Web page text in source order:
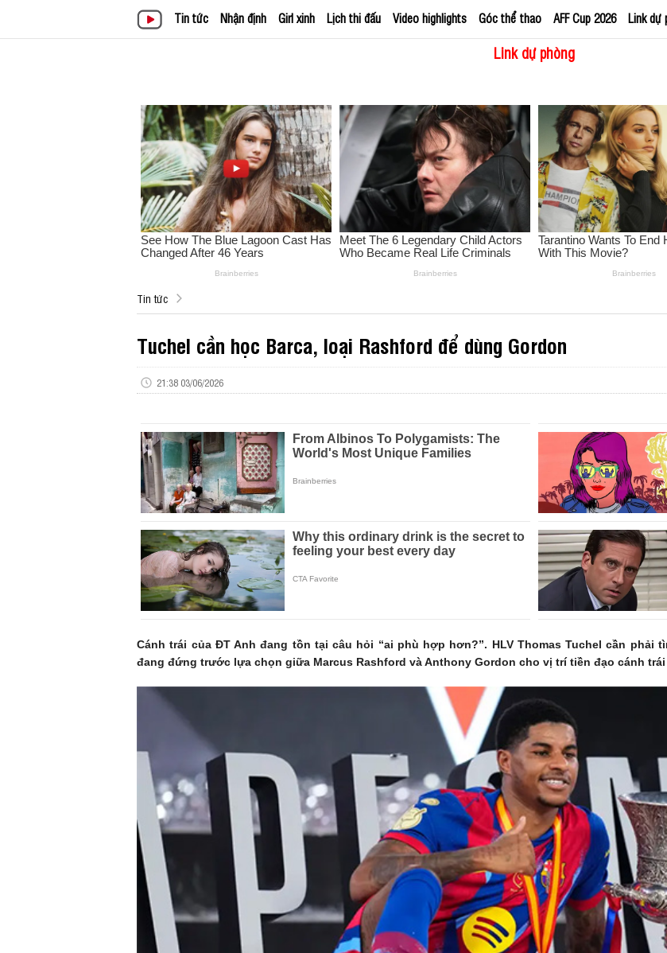
Tin tức Nhận định Girl xinh Lịch thi đấu Video highlights Góc thể thao AFF Cup 2026 Link dự
Link dự phòng
Tin tức
Tuchel cần học Barca, loại Rashford để dùng Gordon
21:38 03/06/2026
Cánh trái của ĐT Anh đang tồn tại câu hỏi “ai phù hợp hơn?”. HLV Thomas Tuchel cần phải
đang đứng trước lựa chọn giữa Marcus Rashford và Anthony Gordon cho vị trí tiền đạo cánh trái